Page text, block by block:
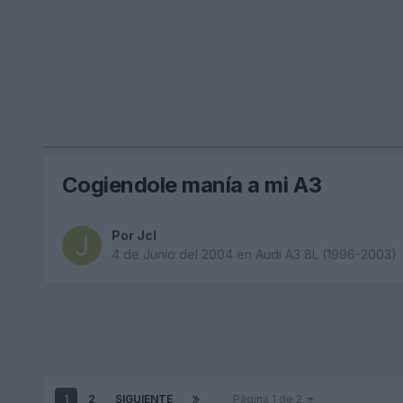
Cogiendole manía a mi A3
Por Jcl
4 de Junio del 2004 en Audi A3 8L (1996-2003)
1 2 SIGUIENTE Página 1 de 2